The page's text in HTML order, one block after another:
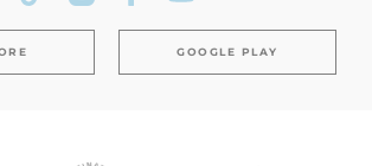
GOOGLE PLAY